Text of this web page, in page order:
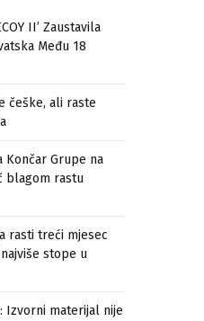
II’ Zaustavila
Među 18
češke, ali raste
Končar Grupe na
blagom rastu
rasti treći mjesec
stope u
Izvorni materijal nije